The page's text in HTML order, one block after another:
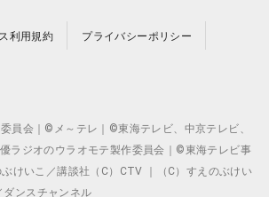
利用規約 プライバシーポリシー
員会｜©メ～テレ｜©東海テレビ、中京テレビ、
ラジオのウラオモテ製作委員会｜©東海テレビ事
けいこ／講談社（C）CTV ｜（C）すえのぶけい
ンスチャンネル